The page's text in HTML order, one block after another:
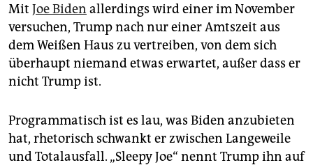
Mit Joe Biden allerdings wird einer im November
versuchen, Trump nach nur einer Amtszeit aus
dem Weißen Haus zu vertreiben, von dem sich
überhaupt niemand etwas erwartet, außer dass er
nicht Trump ist.
Programmatisch ist es lau, was Biden anzubieten
hat, rhetorisch schwankt er zwischen Langeweile
und Totalausfall. „Sleepy Joe“ nennt Trump ihn auf